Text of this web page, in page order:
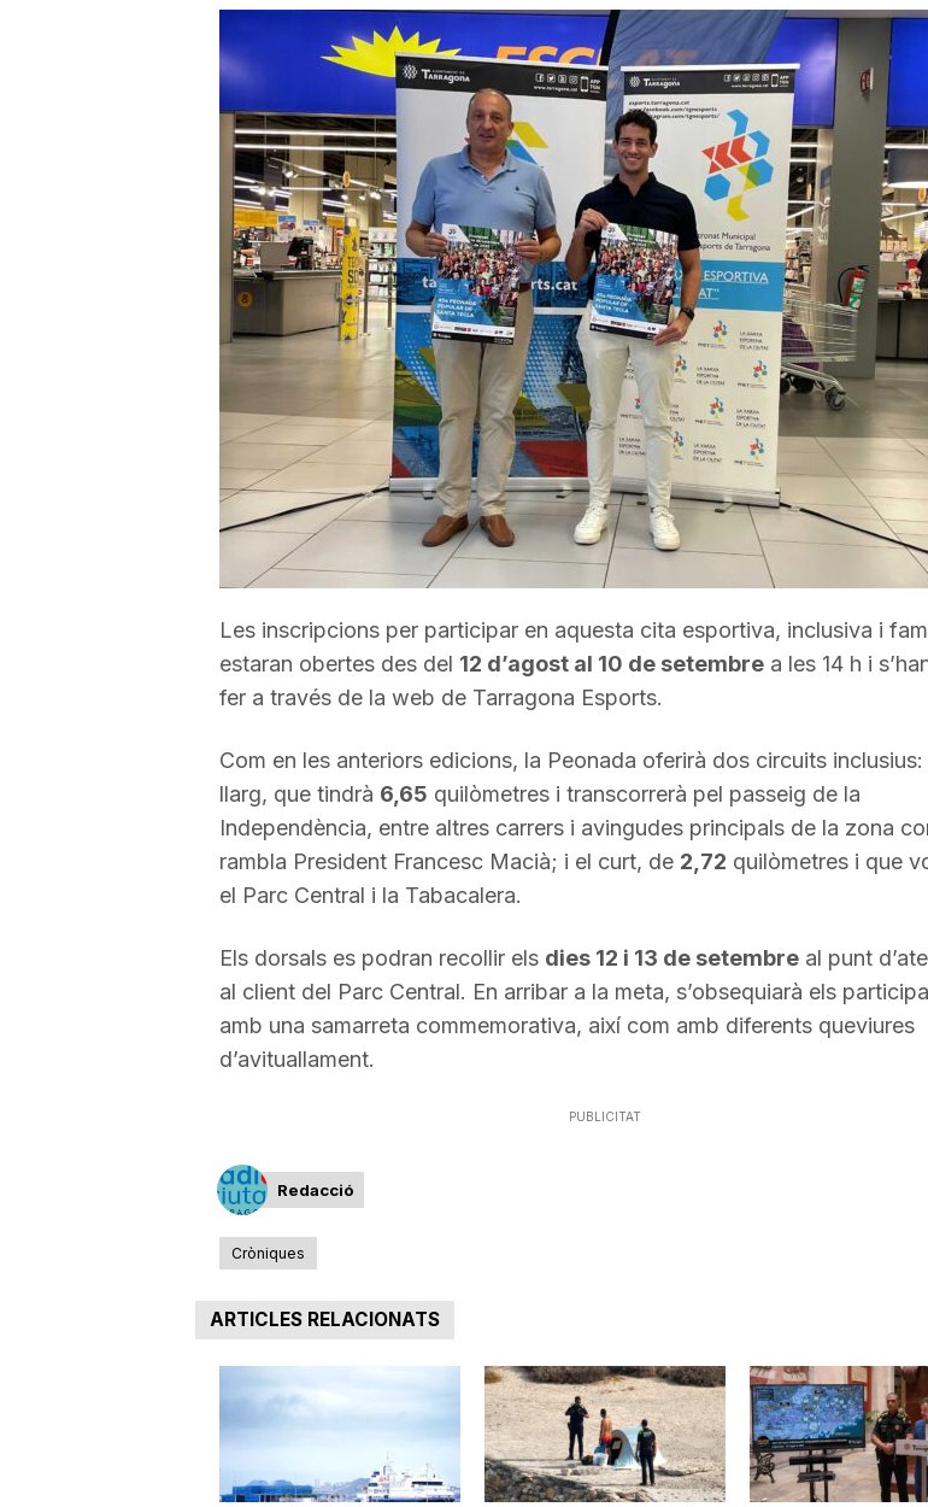
e
T
a
r
r
n
a
Les inscripcions per participar en aquesta cita esportiva, inclusiva i
estaran obertes des del 12 d’agost al 10 de setembrea les 14 h i
fer a través de la web de Tarragona Esports.
Com en les anteriors edicions, la Peonada oferirà dos circuits inclusius:
llarg, que tindrà 6,65 quilòmetres i transcorrerà pel passeig de la
Independència, entre altres carrers i avingudes principals de la zona
rambla President Francesc Macià; i el curt, de 2,72 quilòmetres i que
el Parc Central i la Tabacalera.
Els dorsals es podran recollir els dies 12 i 13 de setembreal punt
al client del Parc Central. En arribar a la meta, s’obsequiarà els
amb una samarreta commemorativa, així com amb diferents queviures
d’avituallament.
PUBLICITAT
Redacció
Cròniques
ARTICLES RELACIONATS